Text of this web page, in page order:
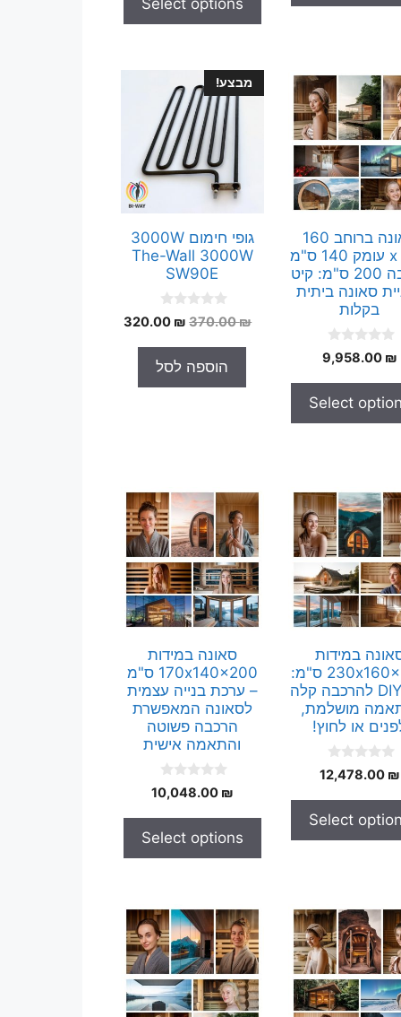
5
o
5
Select options
סאונה ברוחב 160
ס"מ x עומק 140 ס"מ
x גובה 200 ס"מ: קיט
סאונה ביתית
בקלות
0
o
o
5
9,958.00 ₪
Select
מבצע!
גופי חימום 3000W
The-Wall 3000W
SW90E
0
o
o
5
370.00₪
המחיר
היה:
370.00 ₪.
320.00 ₪
המחיר
הוספה לסל
במידות
230x160x200 ס"מ:
קיט DIY להרכבה קלה
מושלמת,
או לחוץ!
0
o
o
5
12,478.00 ₪
Select
סאונה במידות
170x140x200 ס"מ
– ערכת בנייה עצמית
לסאונה המאפשרת
הרכבה פשוטה
והתאמה אישית
0
o
o
5
10,048.00 ₪
Select options